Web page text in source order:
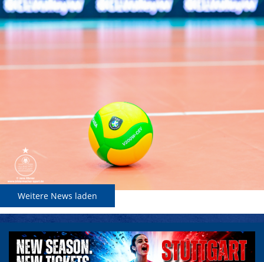
Weitere News laden